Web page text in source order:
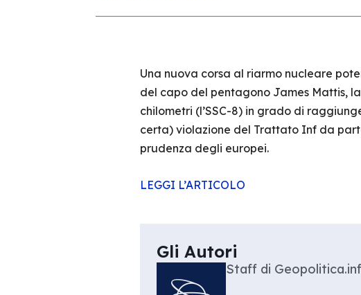
Una nuova corsa al riarmo nucleare
del capo del pentagono James Mattis,
chilometri (l’SSC-8) in grado di
certa) violazione del Trattato Inf da
prudenza degli europei.
LEGGI L’ARTICOLO
Gli Autori
Staff di